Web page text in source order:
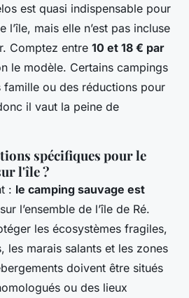
est quasi indispensable pour
l’île, mais elle n’est pas incluse
Comptez entre 10 et 18 € par
le modèle. Certains campings
ou des réductions pour
il vaut la peine de
spécifiques pour le
l'île ?
: le camping sauvage est
sur l’ensemble de l’île de Ré.
les écosystèmes fragiles,
les marais salants et les zones
doivent être situés
ou des lieux